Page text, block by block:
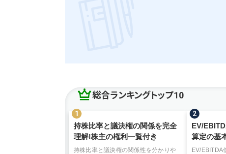
総合ランキングトップ10
持株比率と議決権の関係を完全
理解!株主の権利一覧付き
持株比率と議決権の関係性を分かりや
EV/
算定の基
EV/EBITDA